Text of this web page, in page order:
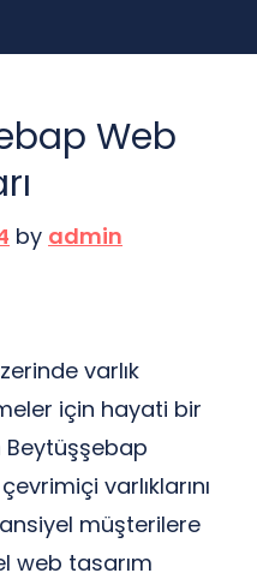
Web
by admin
varlık
için hayati bir
Beytüşşebap
varlıklarını
müşterilere
web tasarım